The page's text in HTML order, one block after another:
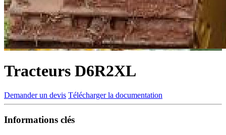
Tracteurs D6R2XL
Demander un devis Télécharger la documentation
Informations clés